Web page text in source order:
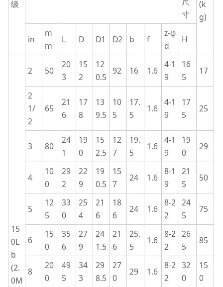
级
寸
(k
g)
in
m
m
L D D1 D2 b f
z-φ
d
H
15
0L
b
(2.
0M
2 50
20
3
15
2
12
0.5
92 16 1.6
4-1
9
16
5
17
2
1/
2
65
21
6
17
8
13
9.5
10
5
17.
5
1.6
4-1
9
17
5
25
3 80
24
1
19
0
15
2.5
12
7
19.
5
1.6
4-1
9
19
0
29
4
10
0
29
2
22
9
19
0.5
15
7
24 1.6
8-1
9
21
5
50
5
12
5
33
0
25
4
21
6
18
6
24 1.6
8-2
2
24
5
75
6
15
0
35
6
27
9
24
1.5
21
6
25.
5
1.6
8-2
2
26
5
85
8
20
0
49
5
34
3
29
8.5
27
0
29 1.6
8-2
2
32
0
15
0